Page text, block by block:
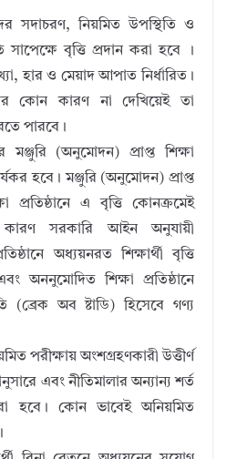
সদাচরণ, নিয়মিত উপস্থিতি ও
বৃত্তি প্রদান করা হবে ।
হার ও মেয়াদ আপাত নির্ধারিত।
কোন কারণ না দেখিয়েই তা
পারবে।
মঞ্জুরি (অনুমোদন) প্রাপ্ত শিক্ষা
হবে। মঞ্জুরি (অনুমোদন) প্রাপ্ত
এ বৃত্তি কোনক্রমেই
সরকারি আইন অনুযায়ী
অধ্যয়নরত শিক্ষার্থী বৃত্তি
অননুমোদিত শিক্ষা প্রতিষ্ঠানে
(ব্রেক অব ষ্টাডি) হিসেবে গণ্য
পরীক্ষায় অংশগ্রহণকারী উত্তীর্ণ
এবং নীতিমালার অন্যান্য শর্ত
হবে। কোন ভাবেই অনিয়মিত